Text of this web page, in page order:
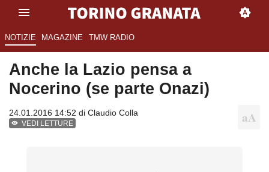
NOTIZIE MAGAZINE TMW RADIO
Anche la Lazio pensa a
Nocerino (se parte Onazi)
24.01.2016 14:52 di Claudio Colla
VEDI LETTURE